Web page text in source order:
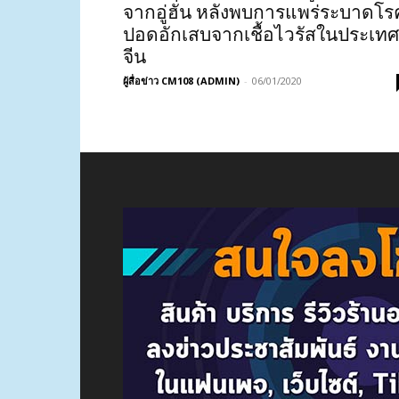
จากอู่ฮั่น หลังพบการแพร่ระบาดโร
ปอดอักเสบจากเชื้อไวรัสในประเทศ
จีน
ผู้สื่อข่าว CM108 (ADMIN) - 06/01/2020